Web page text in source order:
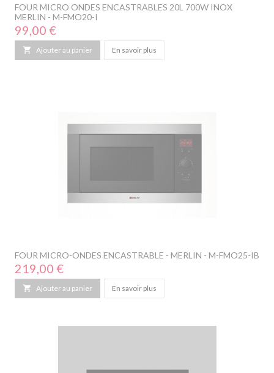
FOUR MICRO ONDES ENCASTRABLES 20L 700W INOX
MERLIN - M-FMO20-I
Prix
99,00 €
 Ajouter au panier En savoir plus
FOUR MICRO-ONDES ENCASTRABLE - MERLIN - M-FMO25-IB
Prix
219,00 €
 Ajouter au panier En savoir plus